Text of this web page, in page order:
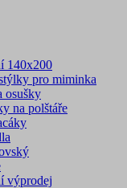
140x200
pro miminka
osušky
na polštáře
výprodej